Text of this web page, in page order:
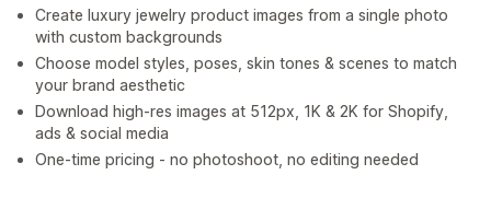
Create luxury jewelry product images from a single photo
with custom backgrounds
Choose model styles, poses, skin tones & scenes to match
your brand aesthetic
Download high-res images at 512px, 1K & 2K for Shopify,
ads & social media
One-time pricing - no photoshoot, no editing needed